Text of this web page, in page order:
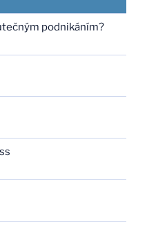
podnikáním?